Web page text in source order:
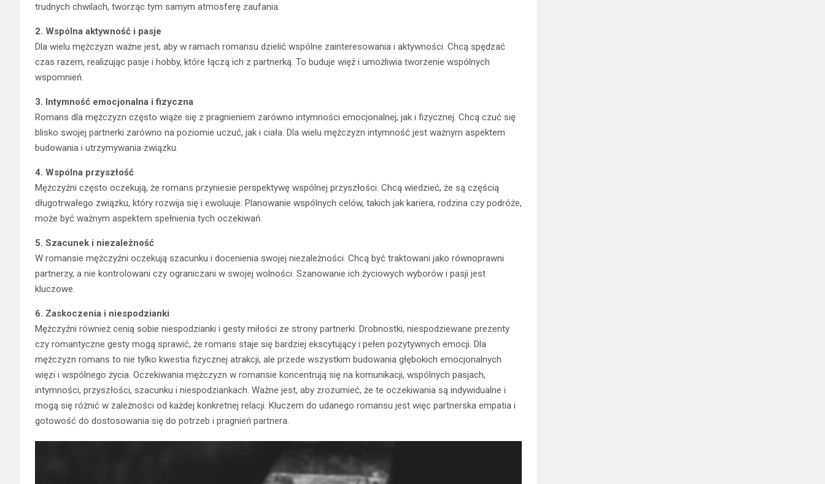
trudnych chwilach, tworząc tym samym atmosferę zaufania.
2. Wspólna aktywność i pasje
Dla wielu mężczyzn ważne jest, aby w ramach romansu dzielić wspólne zainteresowania i aktywności. Chcą spędzać
czas razem, realizując pasje i hobby, które łączą ich z partnerką. To buduje więź i umożliwia tworzenie wspólnych
wspomnień.
3. Intymność emocjonalna i fizyczna
Romans dla mężczyzn często wiąże się z pragnieniem zarówno intymności emocjonalnej, jak i fizycznej. Chcą czuć się
blisko swojej partnerki zarówno na poziomie uczuć, jak i ciała. Dla wielu mężczyzn intymność jest ważnym aspektem
budowania i utrzymywania związku.
4. Wspólna przyszłość
Mężczyźni często oczekują, że romans przyniesie perspektywę wspólnej przyszłości. Chcą wiedzieć, że są częścią
długotrwałego związku, który rozwija się i ewoluuje. Planowanie wspólnych celów, takich jak kariera, rodzina czy podróże,
może być ważnym aspektem spełnienia tych oczekiwań.
5. Szacunek i niezależność
W romansie mężczyźni oczekują szacunku i docenienia swojej niezależności. Chcą być traktowani jako równoprawni
partnerzy, a nie kontrolowani czy ograniczani w swojej wolności. Szanowanie ich życiowych wyborów i pasji jest
kluczowe.
6. Zaskoczenia i niespodzianki
Mężczyźni również cenią sobie niespodzianki i gesty miłości ze strony partnerki. Drobnostki, niespodziewane prezenty
czy romantyczne gesty mogą sprawić, że romans staje się bardziej ekscytujący i pełen pozytywnych emocji. Dla
mężczyzn romans to nie tylko kwestia fizycznej atrakcji, ale przede wszystkim budowania głębokich emocjonalnych
więzi i wspólnego życia. Oczekiwania mężczyzn w romansie koncentrują się na komunikacji, wspólnych pasjach,
intymności, przyszłości, szacunku i niespodziankach. Ważne jest, aby zrozumieć, że te oczekiwania są indywidualne i
mogą się różnić w zależności od każdej konkretnej relacji. Kluczem do udanego romansu jest więc partnerska empatia i
gotowość do dostosowania się do potrzeb i pragnień partnera.